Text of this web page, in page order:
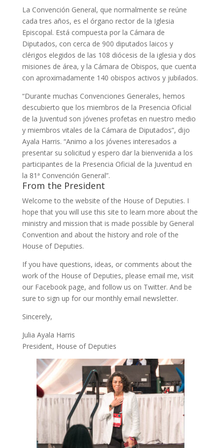
La Convención General, que normalmente se reúne
cada tres años, es el órgano rector de la Iglesia
Episcopal. Está compuesta por la Cámara de
Diputados, con cerca de 900 diputados laicos y
clérigos elegidos de las 108 diócesis de la iglesia y dos
misiones de área, y la Cámara de Obispos, que cuenta
con aproximadamente 140 obispos activos y jubilados.
“Durante muchas Convenciones Generales, hemos
descubierto que los miembros de la Presencia Oficial
de la Juventud son jóvenes profetas en nuestro medio
y miembros vitales de la Cámara de Diputados”, dijo
Ayala Harris. “Animo a los jóvenes interesados a
presentar su solicitud y espero dar la bienvenida a los
participantes de la Presencia Oficial de la Juventud en
la 81ª Convención General”.
From the President
Welcome to the website of the House of Deputies. I
hope that you will use this site to learn more about the
ministry and mission that is made possible by General
Convention and about the history and role of the
House of Deputies.
If you have questions, ideas, or comments about the
work of the House of Deputies, please email me, visit
our Facebook page, and follow us on Twitter. And be
sure to sign up for our monthly email newsletter.
Sincerely,
Julia Ayala Harris
President, House of Deputies